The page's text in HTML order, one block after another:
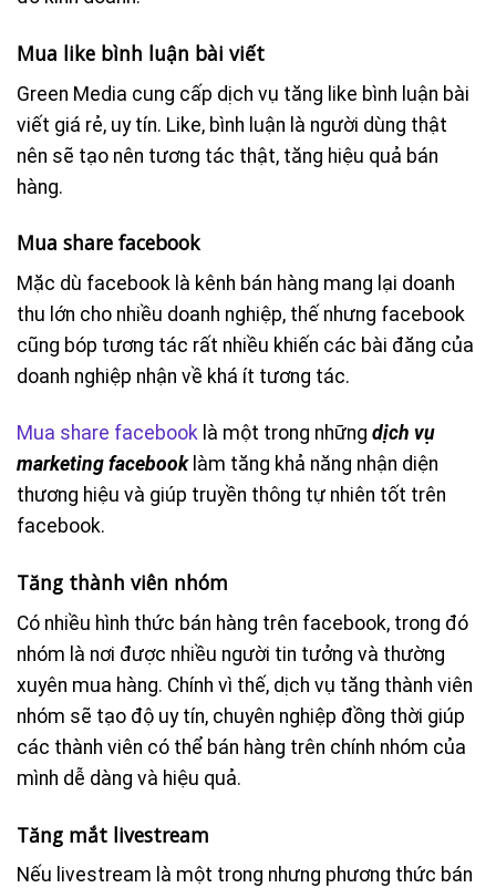
Mua like bình luận bài viết
Green Media cung cấp dịch vụ tăng like bình luận bài
viết giá rẻ, uy tín. Like, bình luận là người dùng thật
nên sẽ tạo nên tương tác thật, tăng hiệu quả bán
hàng.
Mua share facebook
Mặc dù facebook là kênh bán hàng mang lại doanh
thu lớn cho nhiều doanh nghiệp, thế nhưng facebook
cũng bóp tương tác rất nhiều khiến các bài đăng của
doanh nghiệp nhận về khá ít tương tác.
Mua share facebook là một trong những dịch vụ
marketing facebooklàm tăng khả năng nhận diện
thương hiệu và giúp truyền thông tự nhiên tốt trên
facebook.
Tăng thành viên nhóm
Có nhiều hình thức bán hàng trên facebook, trong đó
nhóm là nơi được nhiều người tin tưởng và thường
xuyên mua hàng. Chính vì thế, dịch vụ tăng thành viên
nhóm sẽ tạo độ uy tín, chuyên nghiệp đồng thời giúp
các thành viên có thể bán hàng trên chính nhóm của
mình dễ dàng và hiệu quả.
Tăng mắt livestream
Nếu livestream là một trong nhưng phương thức bán